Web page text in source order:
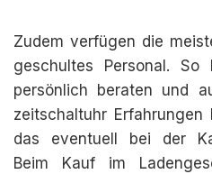
Zudem verfügen die
geschultes Personal.
persönlich beraten und
zeitschaltuhr
das eventuell bei der
Beim Kauf im